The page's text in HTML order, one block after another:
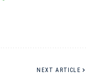
NEXT ARTICLE